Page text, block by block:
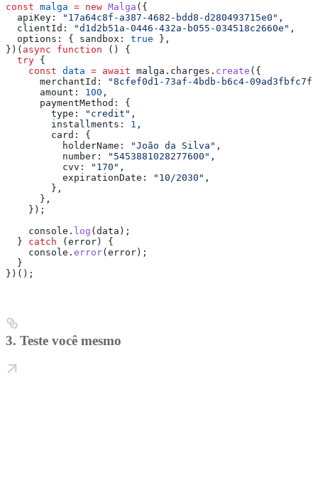
const malga = new Malga ({
  apiKey:
"17a64c8f-a387-4682-bdd8-d280493715e0" ,
  clientId:
"d1d2b51a-0446-432a-b055-034518c2660e" ,
  options:
{ sandbox: true },
})( async function () {
  try
{
    const
data = await malga . charges . create ({
      merchantId:
"8cfef0d1-73af-4bdb-b6c4-
      amount:
100 ,
      paymentMethod:
{
        type:
"credit" ,
        installments:
1 ,
        card:
{
          holderName:
"João da Silva" ,
          number:
"5453881028277600" ,
          cvv:
"170" ,
          expirationDate:
"10/2030" ,
        },
      },
    });
    console
. log (data );
  }
catch (error) {
    console
. error(error);
  }
})();
3. Teste você mesmo